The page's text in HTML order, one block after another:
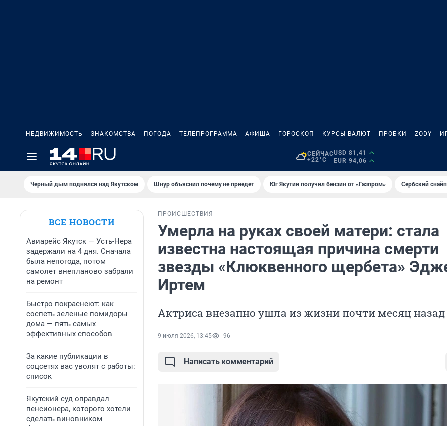
НЕДВИЖИМОСТЬ ЗНАКОМСТВА ПОГОДА ТЕЛЕПРОГРАММА АФИША ГОРОСКОП КУРСЫ ВАЛЮТ ПРОБКИ ZODY
СЕЙЧАС
+22°C
USD 81,41
EUR 94,06
Черный дым поднялся над Якутском Шнур объяснил почему не приедет Юг Якутии получил бензин от «Газпром» Сербский
ВСЕ НОВОСТИ
Авиарейс Якутск — Усть-Нера
задержали на 4 дня. Сначала
была непогода, потом
самолет внепланово забрали
на ремонт
Быстро покраснеют: как
соспеть зеленые помидоры
дома — пять самых
эффективных способов
За какие публикации в
соцсетях вас уволят с работы:
список
Якутский суд оправдал
пенсионера, которого хотели
сделать виновником
ПРОИСШЕСТВИЯ
Умерла на руках своей матери: стала
известна настоящая причина смерти
звезды «Клюквенного щербета»
Иртем
Актриса внезапно ушла из жизни почти месяц назад
9 июля 2026, 13:45 96
Написать комментарий